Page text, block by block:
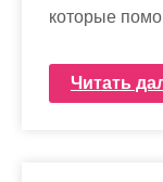
которые
Читать